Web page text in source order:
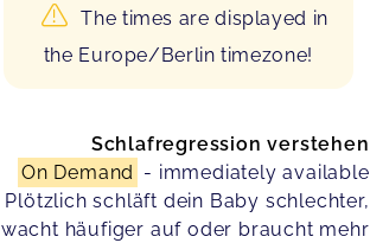
The times are displayed in
the Europe/Berlin timezone!
Schlafregression verstehen
On Demand - immediately available
Plötzlich schläft dein Baby schlechter,
wacht häufiger auf oder braucht mehr